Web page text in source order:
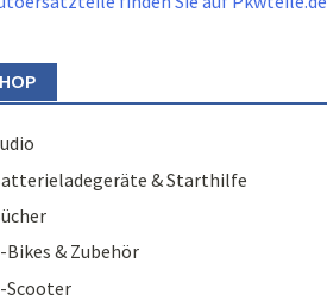
& Starthilfe
Bikes & Zubehör
Scooter